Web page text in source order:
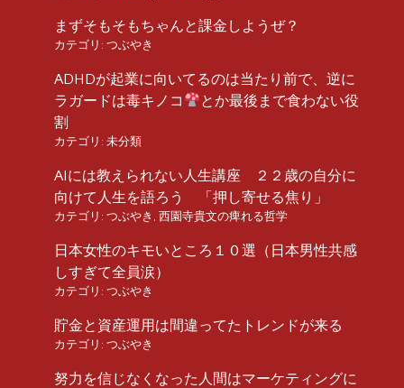
まずそもそもちゃんと課金しようぜ？
カテゴリ: つぶやき
ADHDが起業に向いてるのは当たり前で、逆に
ラガードは毒キノコ
とか最後まで食わない役
割
カテゴリ: 未分類
AIには教えられない人生講座 ２２歳の自分に
向けて人生を語ろう 「押し寄せる焦り」
カテゴリ: つぶやき 西園寺貴文の痺れる哲学
日本女性のキモいところ１０選（日本男性共感
しすぎて全員涙）
カテゴリ: つぶやき
貯金と資産運用は間違ってたトレンドが来る
カテゴリ: つぶやき
努力を信じなくなった人間はマーケティングに